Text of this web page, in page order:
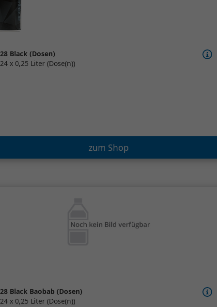
28 Black (Dosen)
24 x 0,25 Liter (Dose(n))
zum Shop
28 Black Baobab (Dosen)
24 x 0,25 Liter (Dose(n))